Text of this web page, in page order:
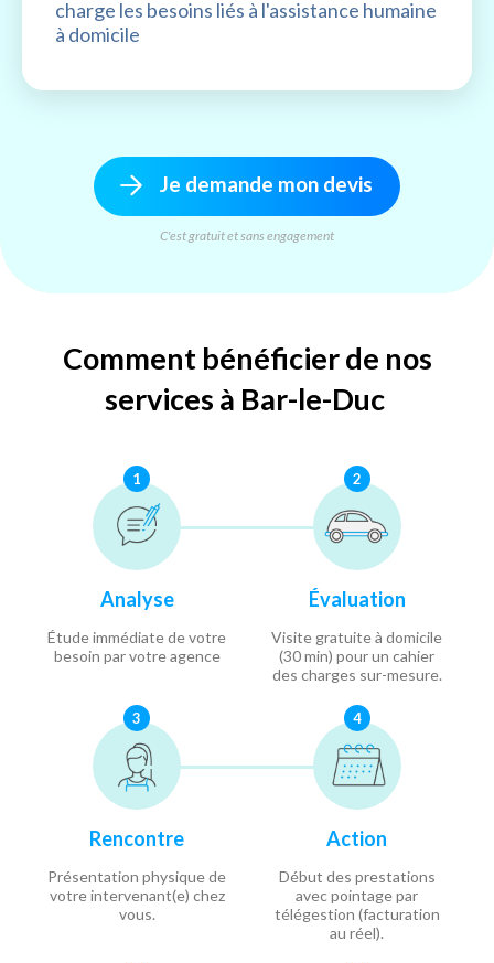
charge les besoins liés à l'assistance humaine
à domicile
Je demande mon devis
C'est gratuit et sans engagement
Comment bénéficier de nos
services à Bar-le-Duc
1
Analyse
Étude immédiate de votre
besoin par votre agence
2
Évaluation
Visite gratuite à domicile
(30 min) pour un cahier
des charges sur-mesure.
3
Rencontre
Présentation physique de
votre intervenant(e) chez
vous.
4
Action
Début des prestations
avec pointage par
télégestion (facturation
au réel).